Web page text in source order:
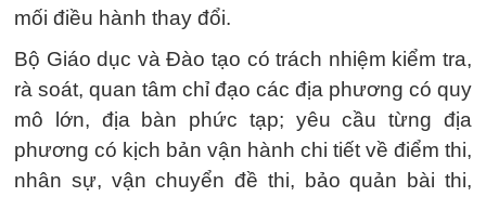
mối điều hành thay đổi.
Bộ Giáo dục và Đào tạo có trách nhiệm kiểm tra,
rà soát, quan tâm chỉ đạo các địa phương có quy
mô lớn, địa bàn phức tạp; yêu cầu từng địa
phương có kịch bản vận hành chi tiết về điểm thi,
nhân sự, vận chuyển đề thi, bảo quản bài thi,